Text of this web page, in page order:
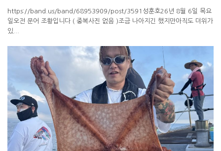
https://band.us/band/68953909/post/3591성훈호26년 8월 6일 목요
일오전 문어 조황입니다 ( 중복사진 없음 )조금 나아지긴 했지만아직도 더위가
있...